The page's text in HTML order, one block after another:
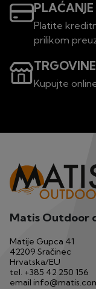
PLAĆANJE
Platite
prilikom
TRGOVINE
Kupujte
Matis Outdoor
Matije Gupca 41
42209 Sračinec
Hrvatska/EU
tel. +385 42 250 156
email